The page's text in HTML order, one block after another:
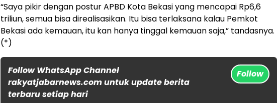
“Saya pikir dengan postur APBD Kota Bekasi yang mencapai Rp6,6
triliun, semua bisa direalisasikan. Itu bisa terlaksana kalau Pemkot
Bekasi ada kemauan, itu kan hanya tinggal kemauan saja,” tandasnya.
(*)
Follow WhatsApp Channel
rakyatjabarnews.com untuk update berita
terbaru setiap hari
Follow